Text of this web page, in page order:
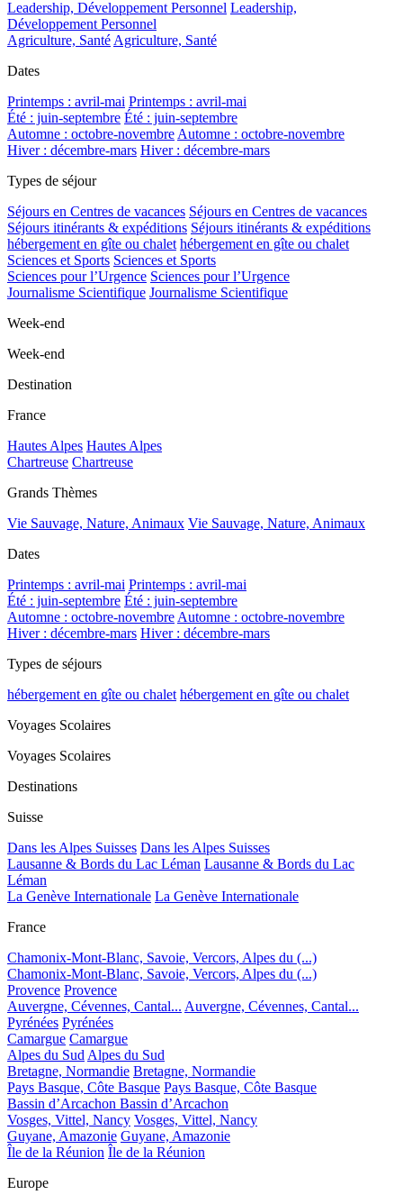
Leadership, Développement Personnel Leadership,
Développement Personnel
Agriculture, Santé Agriculture, Santé
Dates
Printemps : avril-mai Printemps : avril-mai
Été : juin-septembre Été : juin-septembre
Automne : octobre-novembre Automne : octobre-novembre
Hiver : décembre-mars Hiver : décembre-mars
Types de séjour
Séjours en Centres de vacances Séjours en Centres de vacances
Séjours itinérants & expéditions Séjours itinérants & expéditions
hébergement en gîte ou chalet hébergement en gîte ou chalet
Sciences et Sports Sciences et Sports
Sciences pour l’Urgence Sciences pour l’Urgence
Journalisme Scientifique Journalisme Scientifique
Week-end
Week-end
Destination
France
Hautes Alpes Hautes Alpes
Chartreuse Chartreuse
Grands Thèmes
Vie Sauvage, Nature, Animaux Vie Sauvage, Nature, Animaux
Dates
Printemps : avril-mai Printemps : avril-mai
Été : juin-septembre Été : juin-septembre
Automne : octobre-novembre Automne : octobre-novembre
Hiver : décembre-mars Hiver : décembre-mars
Types de séjours
hébergement en gîte ou chalet hébergement en gîte ou chalet
Voyages Scolaires
Voyages Scolaires
Destinations
Suisse
Dans les Alpes Suisses Dans les Alpes Suisses
Lausanne & Bords du Lac Léman Lausanne & Bords du Lac
Léman
La Genève Internationale La Genève Internationale
France
Chamonix-Mont-Blanc, Savoie, Vercors, Alpes du (...)
Chamonix-Mont-Blanc, Savoie, Vercors, Alpes du (...)
Provence Provence
Auvergne, Cévennes, Cantal... Auvergne, Cévennes, Cantal...
Pyrénées Pyrénées
Camargue Camargue
Alpes du Sud Alpes du Sud
Bretagne, Normandie Bretagne, Normandie
Pays Basque, Côte Basque Pays Basque, Côte Basque
Bassin d’Arcachon Bassin d’Arcachon
Vosges, Vittel, Nancy Vosges, Vittel, Nancy
Guyane, Amazonie Guyane, Amazonie
Île de la Réunion Île de la Réunion
Europe